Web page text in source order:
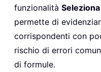
funzionalità
permette di
corrispondenti con
rischio di errori
di formule.